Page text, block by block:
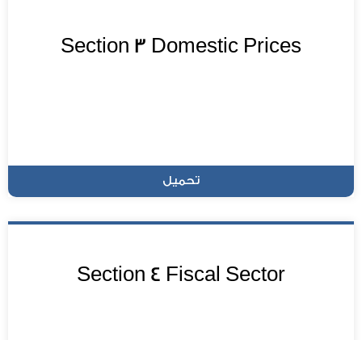
Section 3 Domestic Prices
تحميل
Section 4 Fiscal Sector